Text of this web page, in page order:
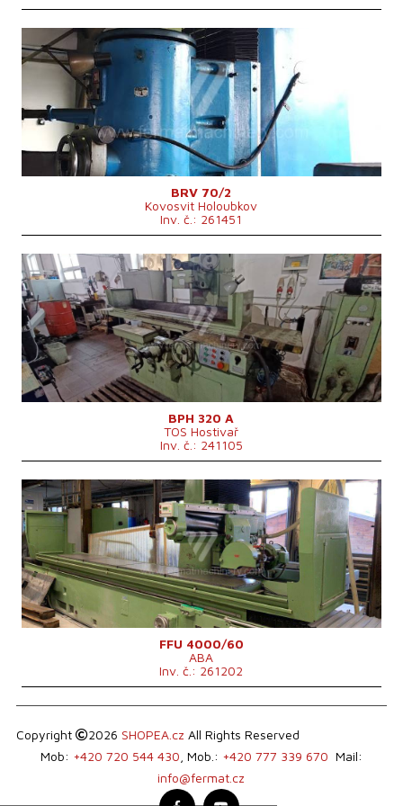
Rok výroby:
1983
Řídící systém
ne
Max. délka broušení
2000 mm
Max. šířka broušení
700 mm
Upínací plocha stolu
700x2000 mm
Hmotnost stroje
14300 kg
BRV 70/2
Kovosvit Holoubkov
Inv. č.: 261451
Rok výroby:
0
Řídící systém
ne
Max. délka broušení
1000 mm
Max. šířka broušení
320 mm
Max. výška obrobku
350 mm
Uložení vřetene brusky
Horizontální
Výkon hlavního elektromotoru4 kW
Celkový příkon
6,8 kVA
Rozměry d x š x v
4100 x 1750 x 2125 mm
3200 kg
BPH 320 A
TOS Hostivař
Inv. č.: 241105
Rok výroby:
1972
Řídící systém
ano
Řídící systém Siemens
Max. délka broušení
4000 mm
Max. šířka broušení
500-900 mm
Max. výška obrobku
mm
Uložení vřetene brusky
Otáčky vřetene
0 - 1400 /min.
Hmotnost stroje
11000 kg
Výkon hlavního elektromotoru 11 kW
FFU 4000/60
ABA
Inv. č.: 261202
Copyright 2026 SHOPEA.cz All Rights Reserved
Mob: +420 720 544 430 , Mob.: +420 777 339 670 Mail:
info@fermat.cz